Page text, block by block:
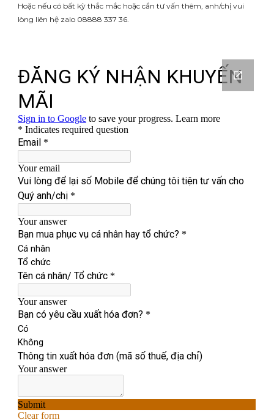
Hoặc nếu có bất kỳ thắc mắc hoặc cần tư vấn thêm, anh/chị vui
lòng liên hệ zalo 08888 337 36.